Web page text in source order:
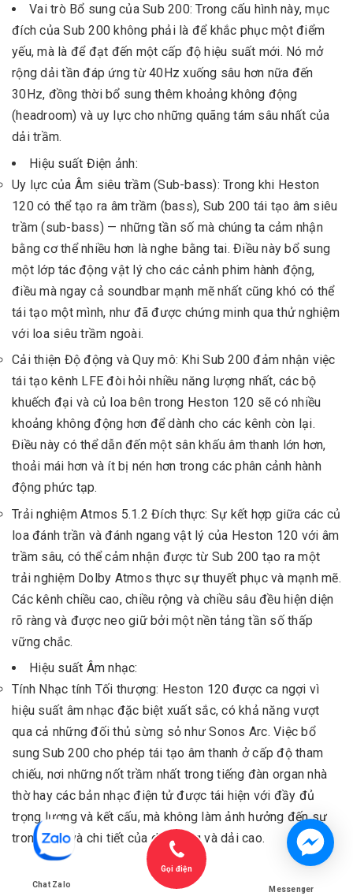
Vai trò Bổ sung của Sub 200: Trong cấu hình này, mục
đích của Sub 200 không phải là để khắc phục một điểm
yếu, mà là để đạt đến một cấp độ hiệu suất mới. Nó mở
rộng dải tần đáp ứng từ 40Hz xuống sâu hơn nữa đến
30Hz, đồng thời bổ sung thêm khoảng không động
(headroom) và uy lực cho những quãng tám sâu nhất của
dải trầm.
Hiệu suất Điện ảnh:
Uy lực của Âm siêu trầm (Sub-bass): Trong khi Heston
120 có thể tạo ra âm trầm (bass), Sub 200 tái tạo âm siêu
trầm (sub-bass) — những tần số mà chúng ta cảm nhận
bằng cơ thể nhiều hơn là nghe bằng tai. Điều này bổ sung
một lớp tác động vật lý cho các cảnh phim hành động,
điều mà ngay cả soundbar mạnh mẽ nhất cũng khó có thể
tái tạo một mình, như đã được chứng minh qua thử nghiệm
với loa siêu trầm ngoài.
Cải thiện Độ động và Quy mô: Khi Sub 200 đảm nhận việc
tái tạo kênh LFE đòi hỏi nhiều năng lượng nhất, các bộ
khuếch đại và củ loa bên trong Heston 120 sẽ có nhiều
khoảng không động hơn để dành cho các kênh còn lại.
Điều này có thể dẫn đến một sân khấu âm thanh lớn hơn,
thoải mái hơn và ít bị nén hơn trong các phân cảnh hành
động phức tạp.
Trải nghiệm Atmos 5.1.2 Đích thực: Sự kết hợp giữa các củ
loa đánh trần và đánh ngang vật lý của Heston 120 với âm
trầm sâu, có thể cảm nhận được từ Sub 200 tạo ra một
trải nghiệm Dolby Atmos thực sự thuyết phục và mạnh mẽ.
Các kênh chiều cao, chiều rộng và chiều sâu đều hiện diện
rõ ràng và được neo giữ bởi một nền tảng tần số thấp
vững chắc.
Hiệu suất Âm nhạc:
Tính Nhạc tính Tối thượng: Heston 120 được ca ngợi vì
hiệu suất âm nhạc đặc biệt xuất sắc, có khả năng vượt
qua cả những đối thủ sừng sỏ như Sonos Arc. Việc bổ
sung Sub 200 cho phép tái tạo âm thanh ở cấp độ tham
chiếu, nơi những nốt trầm nhất trong tiếng đàn organ nhà
thờ hay các bản nhạc điện tử được tái hiện với đầy đủ
trọng lượng và kết cấu, mà không làm ảnh hưởng đến sự
trong trẻo và chi tiết của dải trung và dải cao.
Kiểm soát Tinh tế: Sub 200 cho phép các núm vặn bass và
treble vật lý trên Heston 120 được sử dụng để tinh chỉnh
Chat Zalo
Gọi điện
Messenger